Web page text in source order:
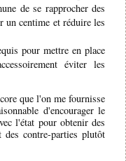
de se rapprocher des
un centime et réduire les
pour mettre en place
éviter les
que l'on me fournisse
d'encourager le
l'état pour obtenir des
des contre-parties plutôt